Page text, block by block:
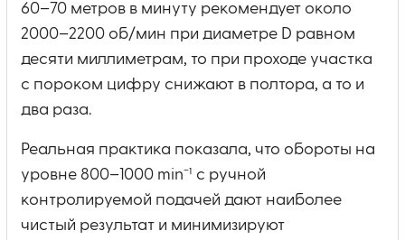
60–70 метров в минуту рекомендует около
2000–2200 об/мин при диаметре D равном
десяти миллиметрам, то при проходе участка
с пороком цифру снижают в полтора, а то и
два раза.
Реальная практика показала, что обороты на
уровне 800–1000 min⁻¹ с ручной
контролируемой подачей дают наиболее
чистый результат и минимизируют